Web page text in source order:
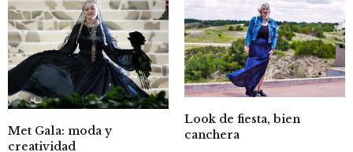
Met Gala: moda y
creatividad
Look de fiesta, bien
canchera